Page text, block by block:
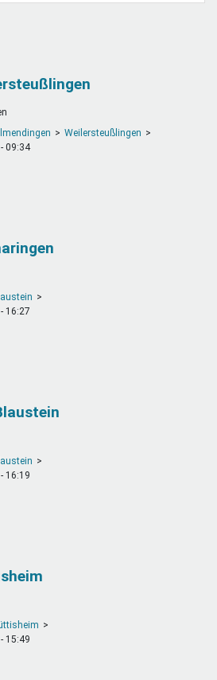
Weilersteußlingen
09:34
16:27
16:19
15:49